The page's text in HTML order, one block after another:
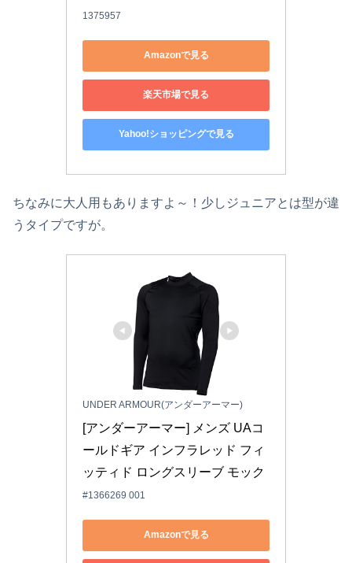
1375957
Amazonで見る
楽天市場で見る
Yahoo!ショッピングで見る
ちなみに大人用もありますよ～！少しジュニアとは型が違
うタイプですが。
UNDER ARMOUR(アンダーアーマー)
[アンダーアーマー] メンズ UAコ
ールドギア インフラレッド フィ
ッティド ロングスリーブ モック
#1366269 001
Amazonで見る